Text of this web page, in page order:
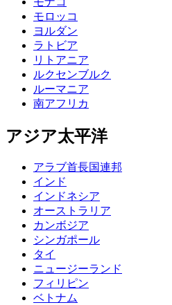
モロッコ
ヨルダン
ラトビア
リトアニア
ルクセンブルク
ルーマニア
南アフリカ
アジア太平洋
アラブ首長国連邦
インド
インドネシア
オーストラリア
カンボジア
シンガポール
タイ
ニュージーランド
フィリピン
ベトナム